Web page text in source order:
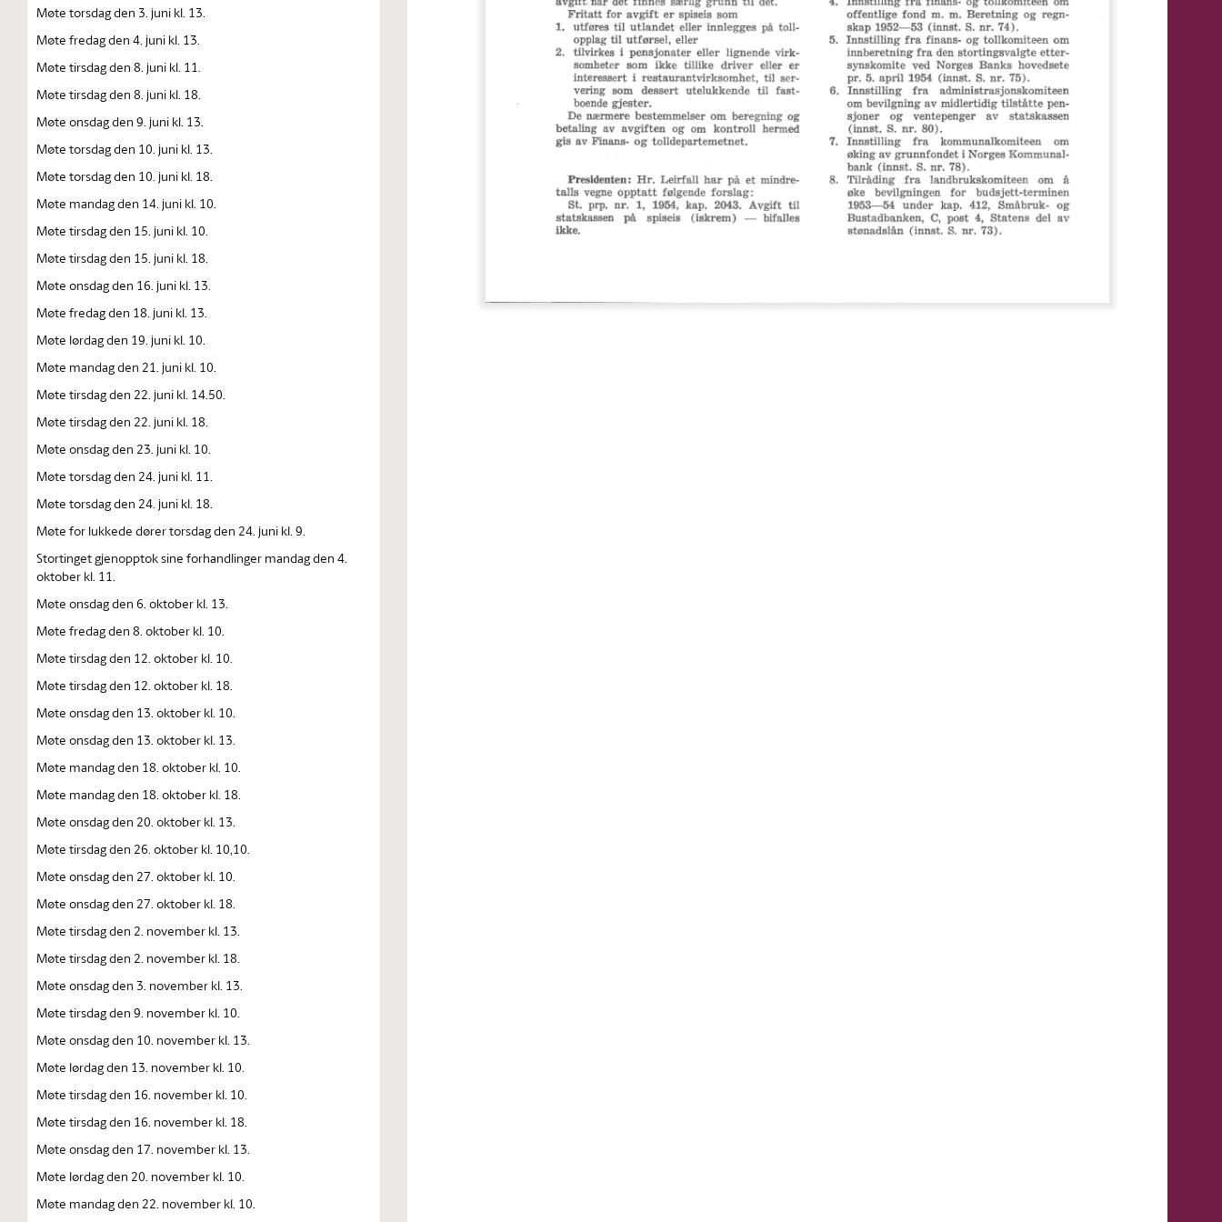
Møte torsdag den 3. juni kl. 13.
Møte fredag den 4. juni kl. 13.
Møte tirsdag den 8. juni kl. 11.
Møte tirsdag den 8. juni kl. 18.
Møte onsdag den 9. juni kl. 13.
Møte torsdag den 10. juni kl. 13.
Møte torsdag den 10. juni kl. 18.
Møte mandag den 14. juni kl. 10.
Møte tirsdag den 15. juni kl. 10.
Møte tirsdag den 15. juni kl. 18.
Møte onsdag den 16. juni kl. 13.
Møte fredag den 18. juni kl. 13.
Møte lørdag den 19. juni kl. 10.
Møte mandag den 21. juni kl. 10.
Møte tirsdag den 22. juni kl. 14.50.
Møte tirsdag den 22. juni kl. 18.
Møte onsdag den 23. juni kl. 10.
Møte torsdag den 24. juni kl. 11.
Møte torsdag den 24. juni kl. 18.
Møte for lukkede dører torsdag den 24. juni kl. 9.
Stortinget gjenopptok sine forhandlinger mandag den 4.
oktober kl. 11.
Møte onsdag den 6. oktober kl. 13.
Møte fredag den 8. oktober kl. 10.
Møte tirsdag den 12. oktober kl. 10.
Møte tirsdag den 12. oktober kl. 18.
Møte onsdag den 13. oktober kl. 10.
Møte onsdag den 13. oktober kl. 13.
Møte mandag den 18. oktober kl. 10.
Møte mandag den 18. oktober kl. 18.
Møte onsdag den 20. oktober kl. 13.
Møte tirsdag den 26. oktober kl. 10,10.
Møte onsdag den 27. oktober kl. 10.
Møte onsdag den 27. oktober kl. 18.
Møte tirsdag den 2. november kl. 13.
Møte tirsdag den 2. november kl. 18.
Møte onsdag den 3. november kl. 13.
Møte tirsdag den 9. november kl. 10.
Møte onsdag den 10. november kl. 13.
Møte lørdag den 13. november kl. 10.
Møte tirsdag den 16. november kl. 10.
Møte tirsdag den 16. november kl. 18.
Møte onsdag den 17. november kl. 13.
Møte lørdag den 20. november kl. 10.
Møte mandag den 22. november kl. 10.